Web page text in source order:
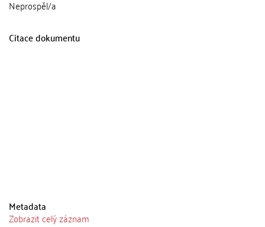
Neprospěl/a
Citace dokumentu
Metadata
Zobrazit celý záznam